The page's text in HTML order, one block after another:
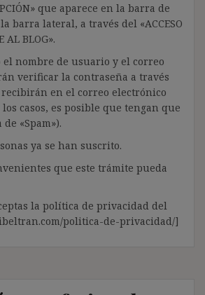
que aparece en la barra de
barra lateral, a través del «ACCESO
AL BLOG».
nombre de usuario y el correo
verificar la contraseña a través
en el correo electrónico
casos, es posible que tengan que
«Spam»).
ya se han suscrito.
que este trámite pueda
la política de privacidad del
politica-de-privacidad/]